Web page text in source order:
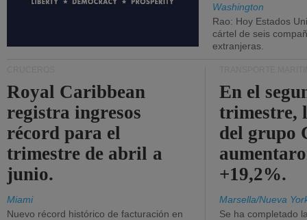
Washington
Rao: Hoy Estados
cártel de seis
extranjeras.
Royal Caribbean
registra ingresos
récord para el
trimestre de abril a
junio.
Miami
Nuevo récord histórico de facturación en
En el
trimestre,
del grupo
+19,2%.
Marsella/Nueva
Se ha completado